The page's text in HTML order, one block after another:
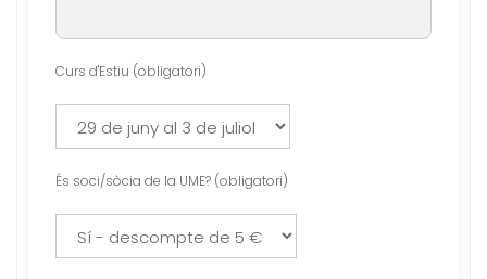
Curs d'Estiu (obligatori)
És soci/sòcia de la UME? (obligatori)